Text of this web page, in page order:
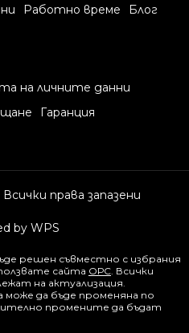
Работно време Блог
на личните данни
Гаранция
права запазени
by WPS
решен съвместно с избрания
сайта ОРС . Всички
на актуализация.
да бъде променяна по
промените да бъдат